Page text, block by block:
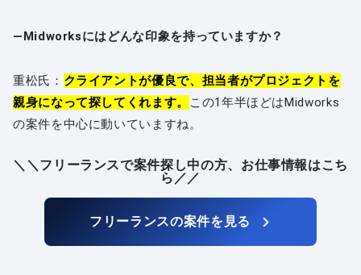
―Midworksにはどんな印象を持っていますか？
重松氏： クライアントが優良で、担当者がプロジェクトを
親身になって探してくれます。
この1年半ほどはMidworks
の案件を中心に動いていますね。
＼＼フリーランスで案件探し中の方、お仕事情報はこち
ら／／
フリーランスの案件を見る